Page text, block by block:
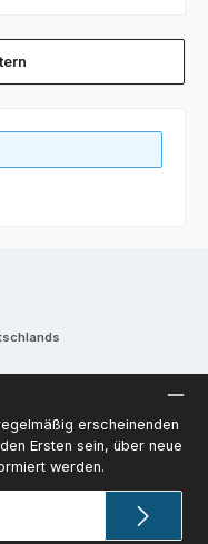
erscheinenden
Ersten sein, über neue
werden.